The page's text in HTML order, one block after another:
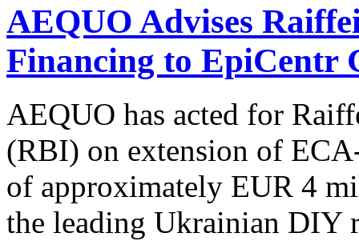
AEQUO Advises
Financing to EpiCentr
AEQUO has acted for
(RBI) on extension of
of approximately EUR 4
the leading Ukrainian DIY